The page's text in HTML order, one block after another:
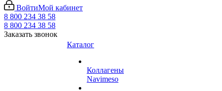
ВойтиМой кабинет
8 800 234 38 58
8 800 234 38 58
Заказать звонок
Каталог
Коллагены
Navimeso